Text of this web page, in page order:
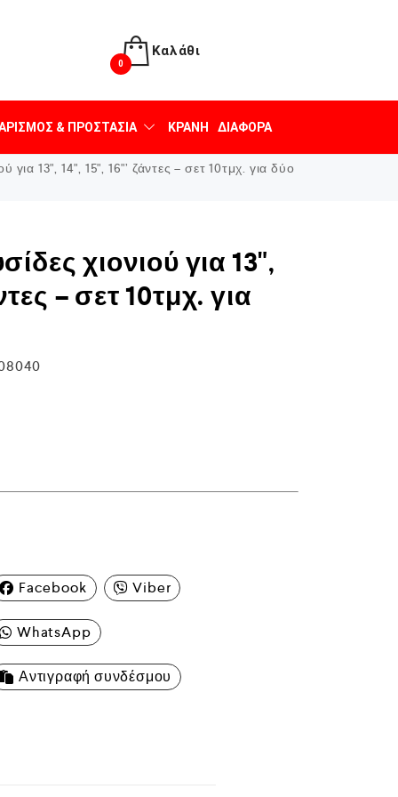
Καλάθι
0
& ΠΡΟΣΤΑΣΊΑ ΚΡΆΝΗ ΔΙΆΦΟΡΑ
για 13", 14", 15", 16"’ ζάντες – σετ 10τμχ. για δύο
χιονιού για 13",
– σετ 10τμχ. για
Facebook Viber
WhatsApp
Αντιγραφή συνδέσμου